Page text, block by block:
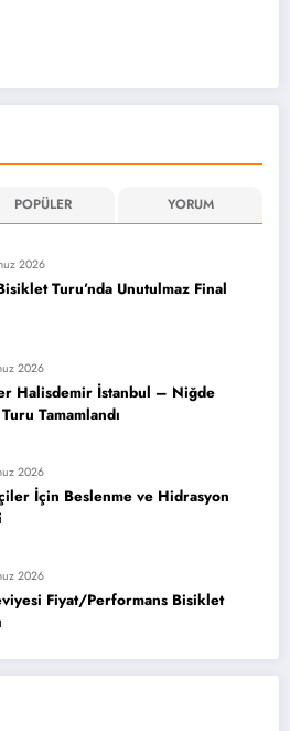
POPÜLER YORUM
2026
Turu’nda Unutulmaz Final
2026
Halisdemir İstanbul – Niğde
Tamamlandı
2026
İçin Beslenme ve Hidrasyon
2026
Fiyat/Performans Bisiklet